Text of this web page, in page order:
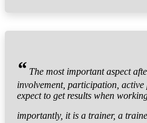
“ The most important aspect
involvement, participation, active
expect to get results when
importantly, it is a trainer, a